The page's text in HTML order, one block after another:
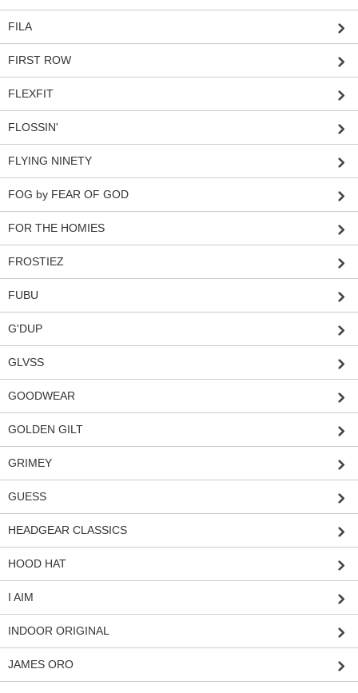
FILA
FIRST ROW
FLEXFIT
FLOSSIN'
FLYING NINETY
FOG by FEAR OF GOD
FOR THE HOMIES
FROSTIEZ
FUBU
G'DUP
GLVSS
GOODWEAR
GOLDEN GILT
GRIMEY
GUESS
HEADGEAR CLASSICS
HOOD HAT
I AIM
INDOOR ORIGINAL
JAMES ORO